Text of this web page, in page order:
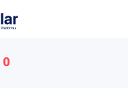
0